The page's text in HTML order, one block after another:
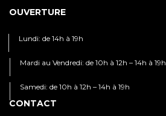
OUVERTURE
Lundi: de 14h à 19h
Mardi au Vendredi: de 10h à 12h – 14h à 19h
Samedi: de 10h à 12h – 14h à 19h
CONTACT